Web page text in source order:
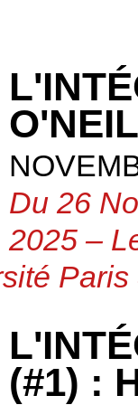
Du 26
2025 –
Paris
(#1) :